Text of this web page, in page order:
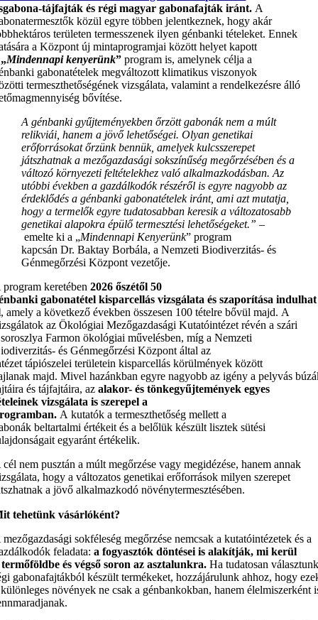
tájfajták és régi magyar gabonafajták iránt. A
közül egyre többen jelentkeznek, hogy akár
területen termesszenek ilyen génbanki tételeket. Ennek
a Központ új mintaprogramjai között helyet kapott
„Mindennapi kenyerünk” program is, amelynek célja a
gabonatételek megváltozott klimatikus viszonyok
termeszthetőségének vizsgálata, valamint a rendelkezésre álló
bővítése.
A génbanki gyűjteményekben őrzött gabonák nem a múlt
relikviái, hanem a jövő lehetőségei. Olyan genetikai
erőforrásokat őrzünk bennük, amelyek kulcsszerepet
játszhatnak a mezőgazdasági sokszínűség megőrzésében és a
változó környezeti feltételekhez való alkalmazkodásban. Az
utóbbi években a gazdálkodók részéről is egyre nagyobb az
érdeklődés a génbanki gabonatételek iránt, ami azt mutatja,
hogy a termelők egyre tudatosabban keresik a változatosabb
genetikai alapokra épülő termesztési lehetőségeket.”–
emelte ki a „Mindennapi Kenyerünk” program
kapcsán Dr. Baktay Borbála, a Nemzeti Biodiverzitás- és
Génmegőrzési Központ vezetője.
program keretében2026 őszétől 50
gabonatétel kisparcellás vizsgálata és szaporítása indulhat
, amely a következő években összesen 100 tételre bővül majd. A
az Ökológiai Mezőgazdasági Kutatóintézet révén a szári
Farmon ökológiai művelésben, míg a Nemzeti
és Génmegőrzési Központ által az
tápiószelei területein kisparcellás körülmények között
majd. Mivel hazánkban egyre nagyobb az igény a pelyvás
és tájfajtáira, azalakor- és tönkegyűjtemények egyes
vizsgálata is szerepel a
A kutatók a termeszthetőség mellett a
beltartalmi értékeit és a belőlük készült lisztek sütési
egyaránt értékelik.
cél nem pusztán a múlt megőrzése vagy megidézése, hanem annak
hogy a változatos genetikai erőforrások milyen szerepet
a jövő alkalmazkodó növénytermesztésében.
tehetünk vásárlóként?
mezőgazdasági sokféleség megőrzése nemcsak a kutatóintézetek és a
feladata:a fogyasztók döntései is alakítják, mi kerül
termőföldbe és végső soron az asztalunkra. Ha tudatosan
gabonafajtákból készült termékeket, hozzájárulunk ahhoz, hogy
növények ne csak a génbankokban, hanem élelmiszerként